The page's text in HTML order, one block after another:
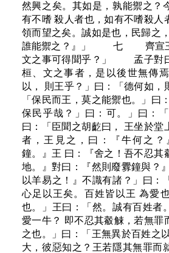
然興之矣。其如是，孰能禦之？
有不嗜 殺人者也，如有不嗜殺人
領而望之矣。誠如是也，民歸之
誰能禦之？』」 七 齊宣王
文之事可得聞乎？」 孟子對
桓、文之事者，是以後世無傳
以， 則王乎？」曰：「德何如，
「保民而王，莫之能禦也。」曰
保民乎哉？」曰：可。」曰：
曰：「臣聞之胡齕曰， 王坐於堂
者，王見之，曰：『牛何之？
鐘。』王 曰：『舍之！吾不忍其
地。』對曰：『然則廢釁鐘與？
以羊易之！』不識有諸？」曰：
心足以王矣。百姓皆以王 為愛
也。」王曰：「然。誠有百姓者
愛一牛？ 即不忍其觳觫，若無罪
之也。」曰：「王無異於百姓之
大，彼惡知之？王若隱其無罪而